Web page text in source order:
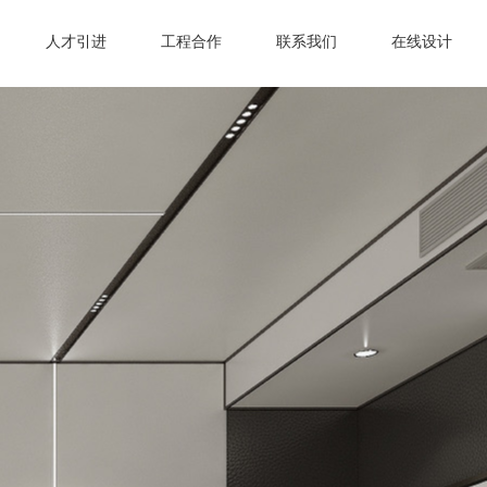
人才引进 工程合作 联系我们 在线设计